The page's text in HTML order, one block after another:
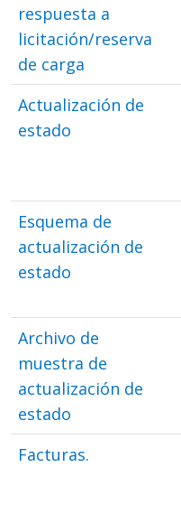
respuesta a
licitación/reserva
de carga
Actualización de
estado
Esquema de
actualización de
estado
Archivo de
muestra de
actualización de
estado
Facturas.